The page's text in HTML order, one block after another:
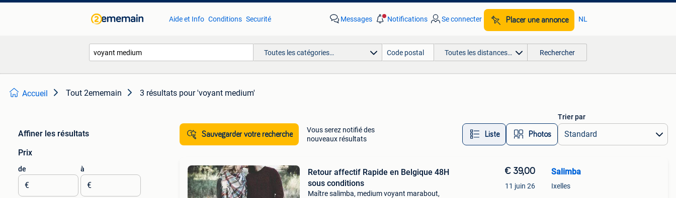
Aide et Info Conditions Securité Messages Notifications Se connecter Placer une annonce NL
Toutes les catégories… Toutes les distances… Rechercher
Accueil Tout 2ememain 3 résultats pour 'voyant medium'
Affiner les résultats
Prix
de
€
à
€
Sauvegarder votre recherche
Vous serez notifié des
nouveaux résultats
Liste Photos
Trier par
Retour affectif Rapide en Belgique 48H
sous conditions
Maître salimba, medium voyant marabout,
€ 39,00
11 juin 26
Salimba
Ixelles